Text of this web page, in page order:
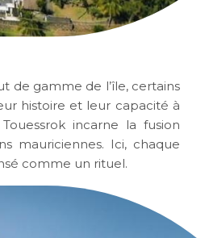
de gamme de l’île, certains
histoire et leur capacité à
incarne la fusion
mauriciennes. Ici, chaque
comme un rituel.